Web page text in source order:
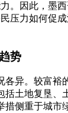
。因此，墨
压力如何促
势
各异。较富裕
括土地复垦、
措侧重于城市